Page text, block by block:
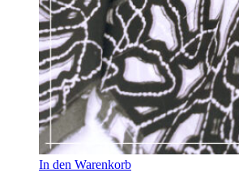
In den Warenkorb